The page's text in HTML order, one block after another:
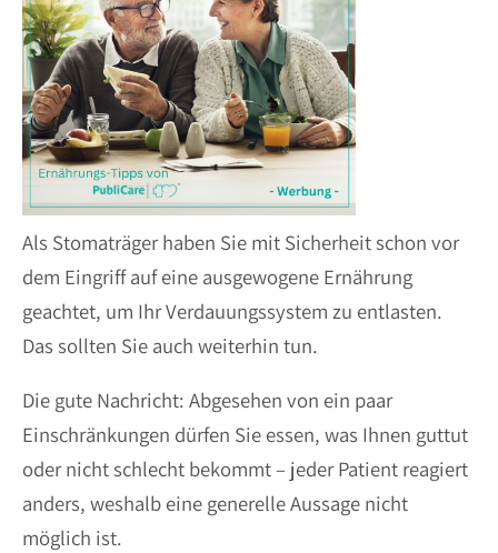
Als Stomaträger haben Sie mit Sicherheit schon vor
dem Eingriff auf eine ausgewogene Ernährung
geachtet, um Ihr Verdauungssystem zu entlasten.
Das sollten Sie auch weiterhin tun.
Die gute Nachricht: Abgesehen von ein paar
Einschränkungen dürfen Sie essen, was Ihnen guttut
oder nicht schlecht bekommt – jeder Patient reagiert
anders, weshalb eine generelle Aussage nicht
möglich ist.